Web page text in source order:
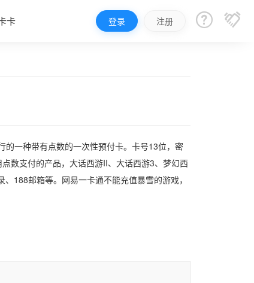
卡 登录 注册  
的一种带有点数的一次性预付卡。卡号13位，密
数支付的产品，大话西游II、大话西游3、梦幻西
188邮箱等。网易一卡通不能充值暴雪的游戏，